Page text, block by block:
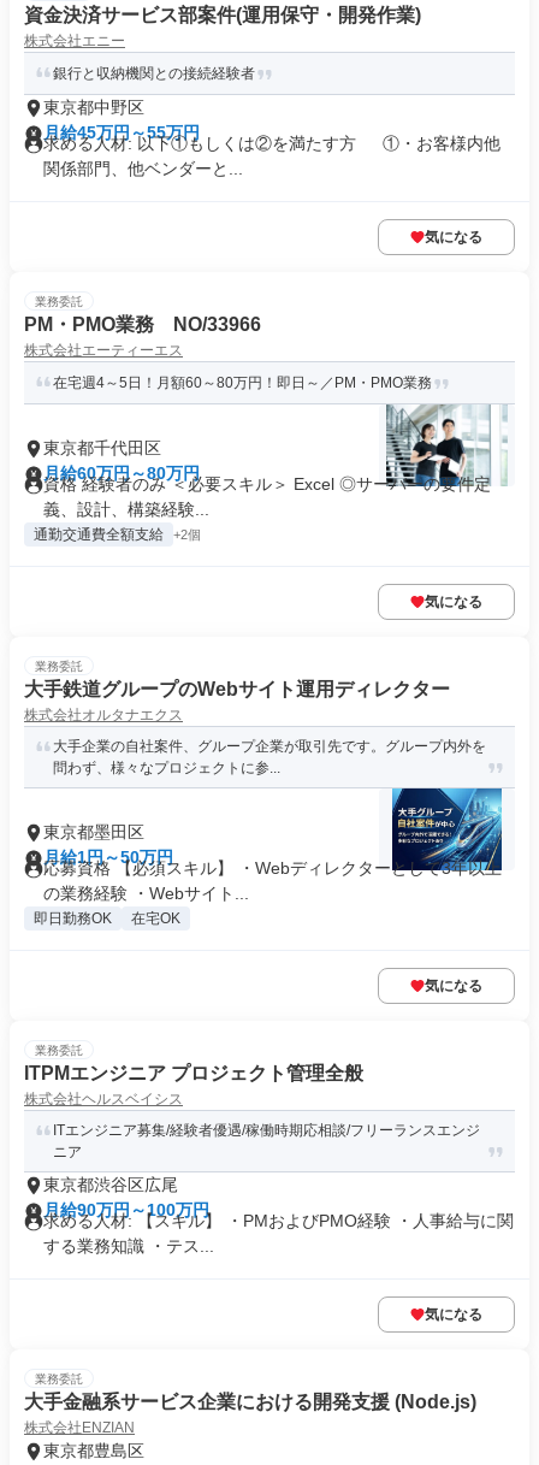
資金決済サービス部案件(運用保守・開発作業)
株式会社エニー
銀行と収納機関との接続経験者
東京都中野区
月給45万円～55万円
求める人材: 以下①もしくは②を満たす方 ①・お客様内他
関係部門、他ベンダーと...
気になる
業務委託
PM・PMO業務 NO/33966
株式会社エーティーエス
在宅週4～5日！月額60～80万円！即日～／PM・PMO業務
東京都千代田区
月給60万円～80万円
資格 経験者のみ ＜必要スキル＞ Excel ◎サーバーの要件定
義、設計、構築経験...
通勤交通費全額支給 +2個
気になる
業務委託
大手鉄道グループのWebサイト運用ディレクター
株式会社オルタナエクス
大手企業の自社案件、グループ企業が取引先です。グループ内外を
問わず、様々なプロジェクトに参...
東京都墨田区
月給1円～50万円
応募資格 【必須スキル】 ・Webディレクターとして3年以上
の業務経験 ・Webサイト...
即日勤務OK 在宅OK
気になる
業務委託
ITPMエンジニア プロジェクト管理全般
株式会社ヘルスベイシス
ITエンジニア募集/経験者優遇/稼働時期応相談/フリーランスエンジ
ニア
東京都渋谷区広尾
月給90万円～100万円
求める人材: 【スキル】 ・PMおよびPMO経験 ・人事給与に関
する業務知識 ・テス...
気になる
業務委託
大手金融系サービス企業における開発支援 (Node.js)
株式会社ENZIAN
東京都豊島区